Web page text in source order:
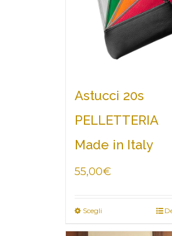
Astucci 20s
PELLETTERIA
Made in Italy
55,00€
Scegli